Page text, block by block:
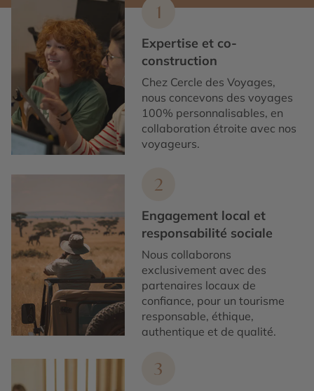
1
Expertise et co-
construction
Chez Cercle des Voyages,
nous concevons des voyages
100% personnalisables, en
collaboration étroite avec nos
voyageurs.
2
Engagement local et
responsabilité sociale
Nous collaborons
exclusivement avec des
partenaires locaux de
confiance, pour un tourisme
responsable, éthique,
authentique et de qualité.
3